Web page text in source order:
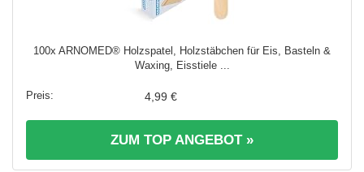
100x ARNOMED® Holzspatel, Holzstäbchen für Eis, Basteln &
Waxing, Eisstiele ...
4,99 €
ZUM TOP ANGEBOT »